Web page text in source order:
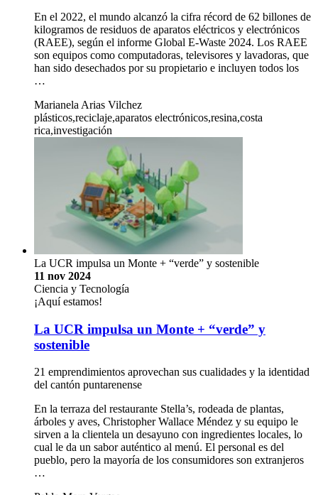
En el 2022, el mundo alcanzó la cifra récord de 62 billones de
kilogramos de residuos de aparatos eléctricos y electrónicos
(RAEE), según el informe Global E-Waste 2024. Los RAEE
son equipos como computadoras, televisores y lavadoras, que
han sido desechados por su propietario e incluyen todos los
…
Marianela Arias Vilchez
plásticos,reciclaje,aparatos electrónicos,resina,costa
rica,investigación
La UCR impulsa un Monte + “verde” y sostenible
11 nov 2024
Ciencia y Tecnología
¡Aquí estamos!
La UCR impulsa un Monte + “verde” y
sostenible
21 emprendimientos aprovechan sus cualidades y la identidad
del cantón puntarenense
En la terraza del restaurante Stella’s, rodeada de plantas,
árboles y aves, Christopher Wallace Méndez y su equipo le
sirven a la clientela un desayuno con ingredientes locales, lo
cual le da un sabor auténtico al menú. El personal es del
pueblo, pero la mayoría de los consumidores son extranjeros
…